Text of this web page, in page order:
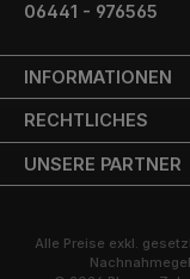
06441 - 976565
INFORMATIONEN
RECHTLICHES
UNSERE PARTNER
Alle Preise exkl.